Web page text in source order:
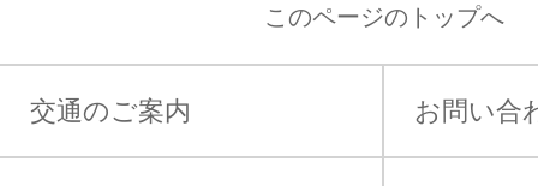
このページのトップへ
交通のご案内 お問い合